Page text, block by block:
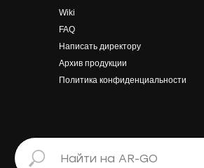
Wiki
FAQ
Написать директору
Архив продукции
Политика конфиденциальности